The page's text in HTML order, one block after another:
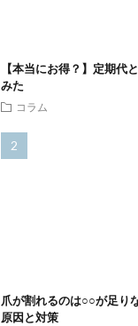
【本当にお得？】定期代
みた
コラム
爪が割れるのは○○が足り
原因と対策